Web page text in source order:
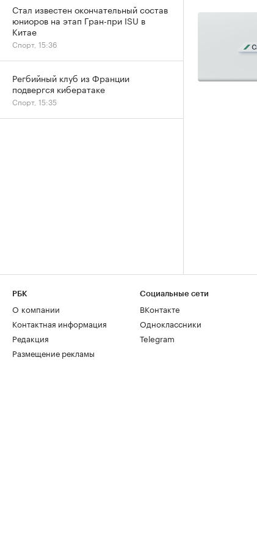
Стал известен окончательный состав
юниоров на этап Гран-при ISU в
Китае
Спорт, 15:36
Регбийный клуб из Франции
подвергся кибератаке
Спорт, 15:35
РБК
О компании
Контактная информация
Редакция
Размещение рекламы
Социальные сети
ВКонтакте
Одноклассники
Telegram